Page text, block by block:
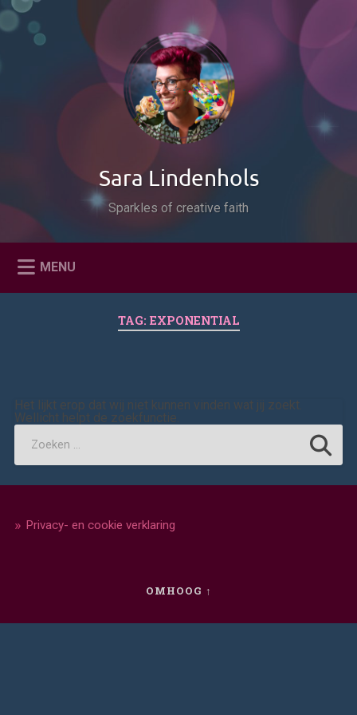
Naar
inhoud
Zoeken
Sara Lindenhols
Sparkles of creative faith
MENU
TAG: EXPONENTIAL
Het lijkt erop dat wij niet kunnen vinden wat jij zoekt.
Wellicht helpt de zoekfunctie.
Privacy- en cookie verklaring
OMHOOG ↑